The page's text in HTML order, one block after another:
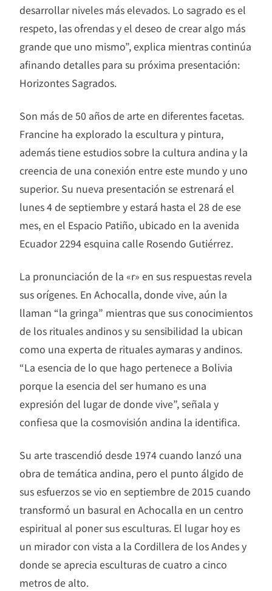
desarrollar niveles más elevados. Lo sagrado es el
respeto, las ofrendas y el deseo de crear algo más
grande que uno mismo”, explica mientras continúa
afinando detalles para su próxima presentación:
Horizontes Sagrados.
Son más de 50 años de arte en diferentes facetas.
Francine ha explorado la escultura y pintura,
además tiene estudios sobre la cultura andina y la
creencia de una conexión entre este mundo y uno
superior. Su nueva presentación se estrenará el
lunes 4 de septiembre y estará hasta el 28 de ese
mes, en el Espacio Patiño, ubicado en la avenida
Ecuador 2294 esquina calle Rosendo Gutiérrez.
La pronunciación de la «r» en sus respuestas revela
sus orígenes. En Achocalla, donde vive, aún la
llaman “la gringa” mientras que sus conocimientos
de los rituales andinos y su sensibilidad la ubican
como una experta de rituales aymaras y andinos.
“La esencia de lo que hago pertenece a Bolivia
porque la esencia del ser humano es una
expresión del lugar de donde vive”, señala y
confiesa que la cosmovisión andina la identifica.
Su arte trascendió desde 1974 cuando lanzó una
obra de temática andina, pero el punto álgido de
sus esfuerzos se vio en septiembre de 2015 cuando
transformó un basural en Achocalla en un centro
espiritual al poner sus esculturas. El lugar hoy es
un mirador con vista a la Cordillera de los Andes y
donde se aprecia esculturas de cuatro a cinco
metros de alto.